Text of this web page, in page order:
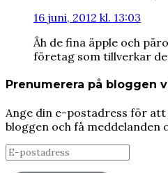
16 juni, 2012 kl. 13:03
Åh de fina äpple och
företag som tillverkar
Prenumerera på bloggen
Ange din e-postadress för
bloggen och få meddelanden
E-
postadress